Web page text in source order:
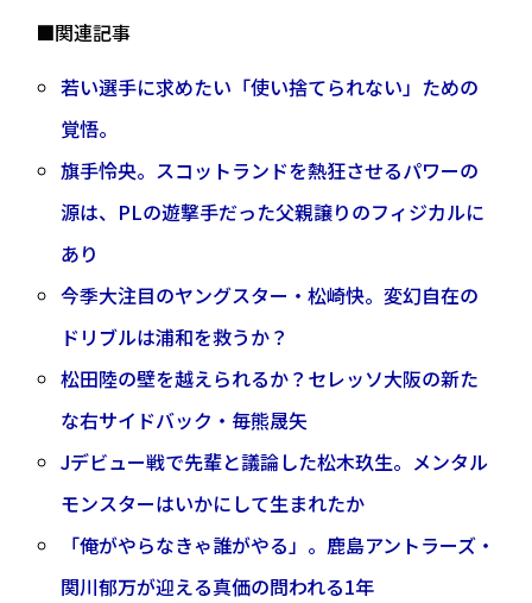
■関連記事
若い選手に求めたい「使い捨てられない」ための
覚悟。
旗手怜央。スコットランドを熱狂させるパワーの
源は、PLの遊撃手だった父親譲りのフィジカルに
あり
今季大注目のヤングスター・松崎快。変幻自在の
ドリブルは浦和を救うか？
松田陸の壁を越えられるか？セレッソ大阪の新た
な右サイドバック・毎熊晟矢
Jデビュー戦で先輩と議論した松木玖生。メンタル
モンスターはいかにして生まれたか
「俺がやらなきゃ誰がやる」。鹿島アントラーズ・
関川郁万が迎える真価の問われる1年